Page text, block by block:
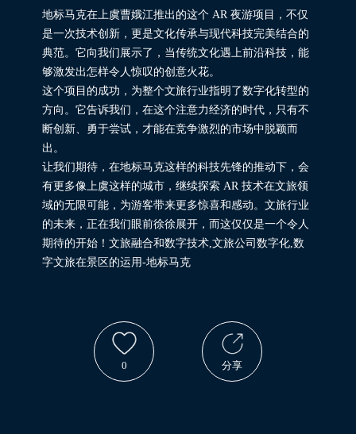
地标马克在上虞曹娥江推出的这个 AR 夜游项目，不仅
是一次技术创新，更是文化传承与现代科技完美结合的
典范。它向我们展示了，当传统文化遇上前沿科技，能
够激发出怎样令人惊叹的创意火花。
这个项目的成功，为整个文旅行业指明了数字化转型的
方向。它告诉我们，在这个注意力经济的时代，只有不
断创新、勇于尝试，才能在竞争激烈的市场中脱颖而
出。
让我们期待，在地标马克这样的科技先锋的推动下，会
有更多像上虞这样的城市，继续探索 AR 技术在文旅领
域的无限可能，为游客带来更多惊喜和感动。文旅行业
的未来，正在我们眼前徐徐展开，而这仅仅是一个令人
期待的开始！文旅融合和数字技术,文旅公司数字化,数
字文旅在景区的运用-地标马克
0 分享